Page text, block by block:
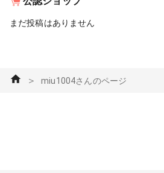
まだ投稿はありません
＞ miu1004さんのページ